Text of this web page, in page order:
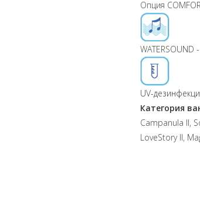
Опция
WATERSOUND
UV-
Категория
Campanula II,
LoveStory II,